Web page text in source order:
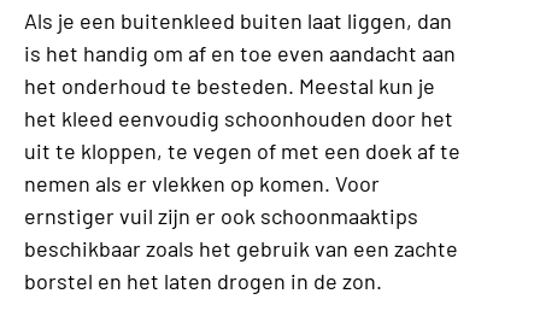
Als je een buitenkleed buiten laat liggen, dan
is het handig om af en toe even aandacht aan
het onderhoud te besteden. Meestal kun je
het kleed eenvoudig schoonhouden door het
uit te kloppen, te vegen of met een doek af te
nemen als er vlekken op komen. Voor
ernstiger vuil zijn er ook schoonmaaktips
beschikbaar zoals het gebruik van een zachte
borstel en het laten drogen in de zon.